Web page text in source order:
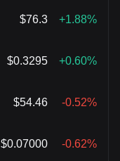
$76.3 +1.88%
$0.3295 +0.60%
$54.46 -0.52%
$0.07000 -0.62%